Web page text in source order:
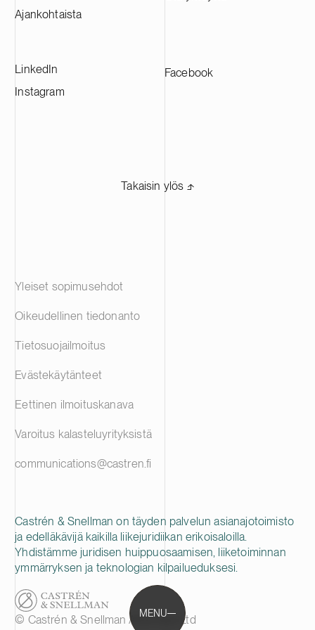
MENU
toimittamaan materiaaleja johtaville
Ajankohtaista
LinkedIn
Instagram
Facebook
Takaisin ylös ⬏
Castrén & Snellman on täyden palvelun asianajotoimisto
ja edelläkävijä kaikilla liikejuridiikan erikoisaloilla.
Yhdistämme juridisen huippuosaamisen, liiketoiminnan
ymmärryksen ja teknologian kilpailueduksesi.
© Castrén & Snellman Attorneys Ltd
Yleiset sopimusehdot
Oikeudellinen tiedonanto
Tietosuojailmoitus
Evästekäytänteet
Eettinen ilmoituskanava
Varoitus kalasteluyrityksistä
communications@castren.fi